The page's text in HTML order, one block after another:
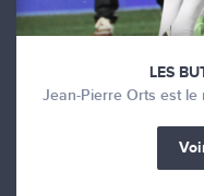
LES
Jean-Pierre Orts est